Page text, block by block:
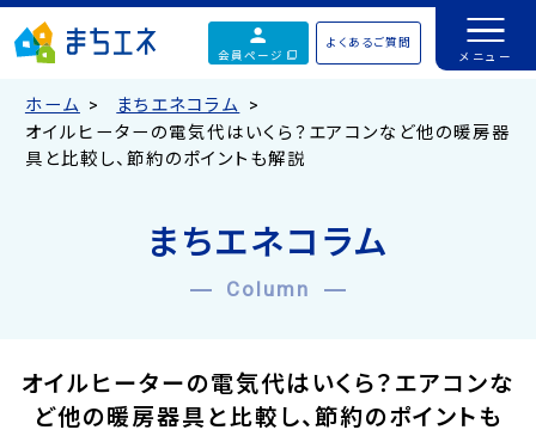
会員ページ
よくあるご質問
ホーム
まちエネコラム
オイルヒーターの電気代はいくら？エアコンなど他の暖房器
具と比較し、節約のポイントも解説
まちエネコラム
Column
オイルヒーターの電気代はいくら？エアコンな
ど他の暖房器具と比較し、節約のポイントも